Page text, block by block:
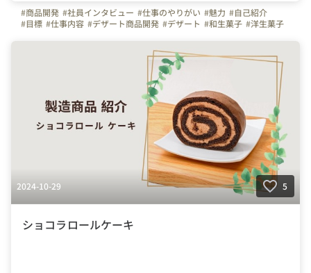
#商品開発 #社員インタビュー #仕事のやりがい #魅力 #自己紹介
#目標 #仕事内容 #デザート商品開発 #デザート #和生菓子 #洋生菓子
2024-10-29 5
ショコラロールケーキ